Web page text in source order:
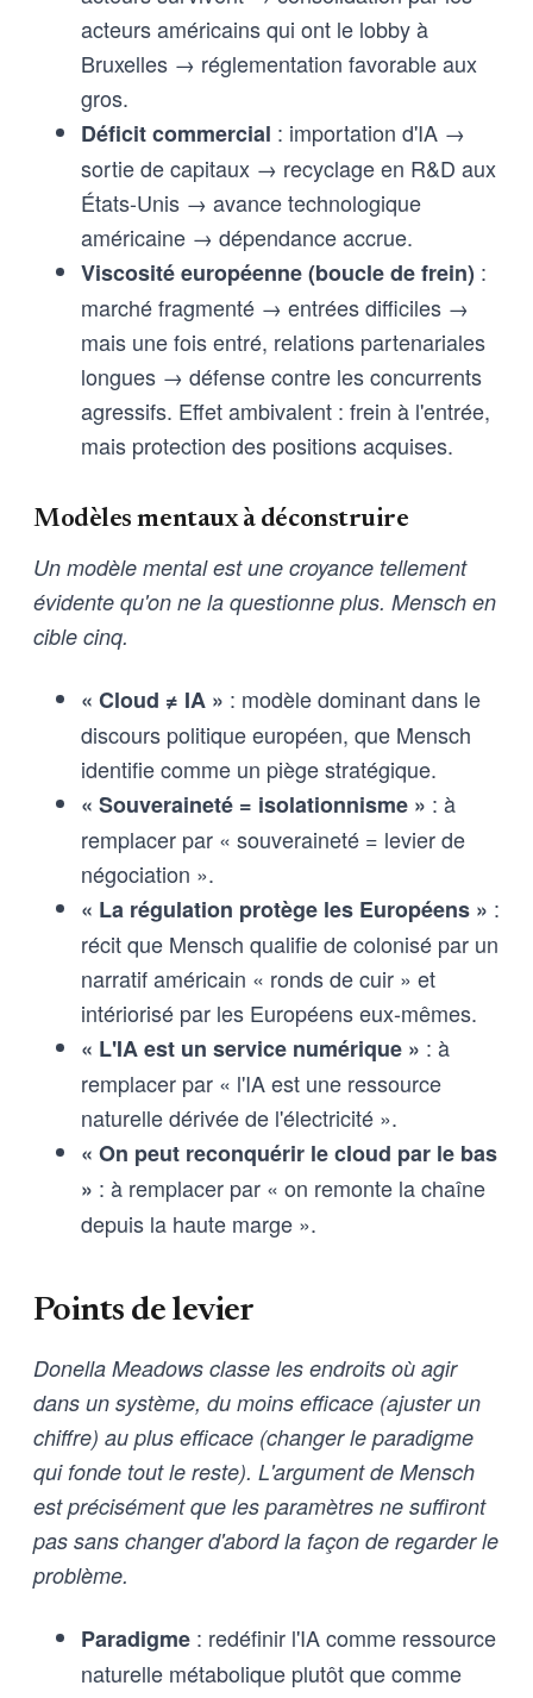
acteurs américains qui ont le lobby à
Bruxelles → réglementation favorable aux
gros.
Déficit commercial : importation d'IA →
sortie de capitaux → recyclage en R&D aux
États-Unis → avance technologique
américaine → dépendance accrue.
Viscosité européenne (boucle de frein) :
marché fragmenté → entrées difficiles →
mais une fois entré, relations partenariales
longues → défense contre les concurrents
agressifs. Effet ambivalent : frein à l'entrée,
mais protection des positions acquises.
Modèles mentaux à déconstruire
Un modèle mental est une croyance tellement
évidente qu'on ne la questionne plus. Mensch en
cible cinq.
« Cloud ≠ IA » : modèle dominant dans le
discours politique européen, que Mensch
identifie comme un piège stratégique.
« Souveraineté = isolationnisme » : à
remplacer par « souveraineté = levier de
négociation ».
« La régulation protège les Européens » :
récit que Mensch qualifie de colonisé par un
narratif américain « ronds de cuir » et
intériorisé par les Européens eux-mêmes.
« L'IA est un service numérique » : à
remplacer par « l'IA est une ressource
naturelle dérivée de l'électricité ».
« On peut reconquérir le cloud par le bas
» : à remplacer par « on remonte la chaîne
depuis la haute marge ».
Points de levier
Donella Meadows classe les endroits où agir
dans un système, du moins efficace (ajuster un
chiffre) au plus efficace (changer le paradigme
qui fonde tout le reste). L'argument de Mensch
est précisément que les paramètres ne suffiront
pas sans changer d'abord la façon de regarder le
problème.
Paradigme : redéfinir l'IA comme ressource
naturelle métabolique plutôt que comme